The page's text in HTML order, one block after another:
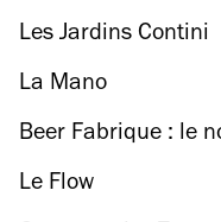
Festival !
Les Jardins Contini
La Mano
Beer Fabrique : le
bière à Paris
Le Flow